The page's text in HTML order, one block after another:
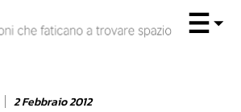
2 Febbraio 2012